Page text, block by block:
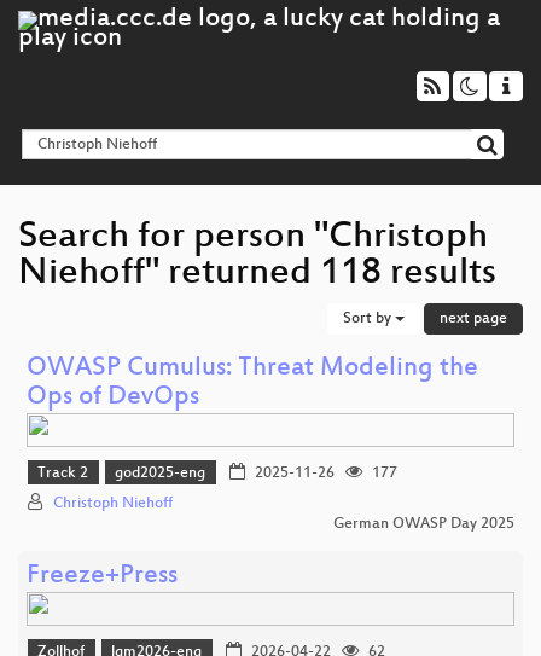
Search for person "Christoph
Niehoff" returned 118 results
Sort by next page
OWASP Cumulus: Threat Modeling the
Ops of DevOps
Track 2 god2025-eng 2025-11-26
177
Christoph Niehoff
German OWASP Day 2025
Freeze+Press
Zollhof lgm2026-eng 2026-04-22
62